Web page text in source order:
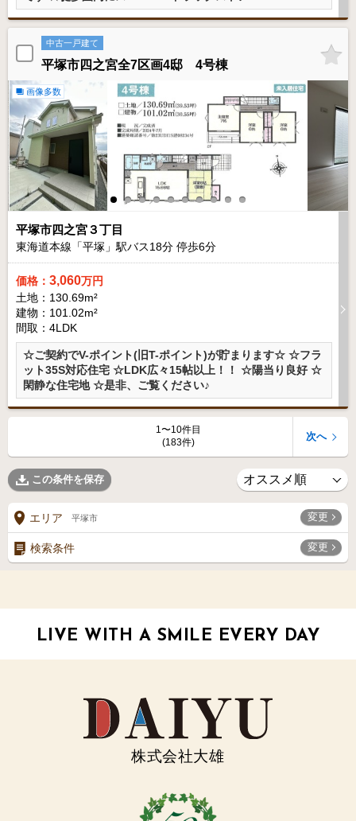
中古一戸建て
平塚市四之宮全7区画4邸 4号棟
画像多数
平塚市四之宮３丁目
東海道本線「平塚」駅バス18分 停歩6分
価格： 3,060万円
土地：130.69m²
建物：101.02m²
間取：4LDK
☆ご契約でV-ポイント(旧T-ポイント)が貯まります☆ ☆フラ
ット35S対応住宅 ☆LDK広々15帖以上！！ ☆陽当り良好 ☆
閑静な住宅地 ☆是非、ご覧ください♪
1〜10件目
(183件)
次へ
この条件を保存
エリア 平塚市 変更
検索条件 変更
LIVE WITH A SMILE EVERY DAY
株式会社大雄